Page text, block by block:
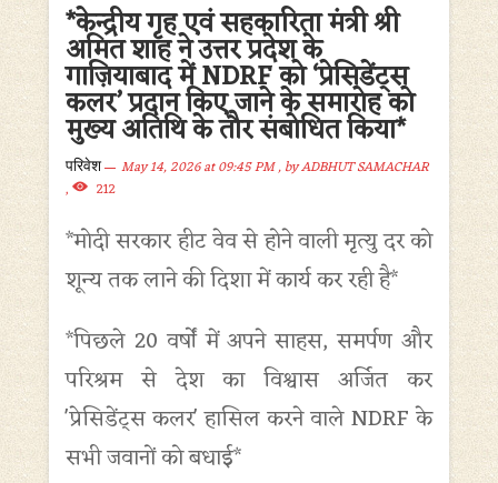
*केन्द्रीय गृह एवं सहकारिता मंत्री श्री
अमित शाह ने उत्तर प्रदेश के
गाज़ियाबाद में NDRF को ‘प्रेसिडेंट्स
कलर’ प्रदान किए जाने के समारोह को
मुख्य अतिथि के तौर संबोधित किया*
परिवेश May 14, 2026 at 09:45 PM, byADBHUT SAMACHAR
,
212
*मोदी सरकार हीट वेव से होने वाली मृत्यु दर को
शून्य तक लाने की दिशा में कार्य कर रही है*
*पिछले 20 वर्षों में अपने साहस, समर्पण और
परिश्रम से देश का विश्वास अर्जित कर
'प्रेसिडेंट्स कलर' हासिल करने वाले NDRF के
सभी जवानों को बधाई*